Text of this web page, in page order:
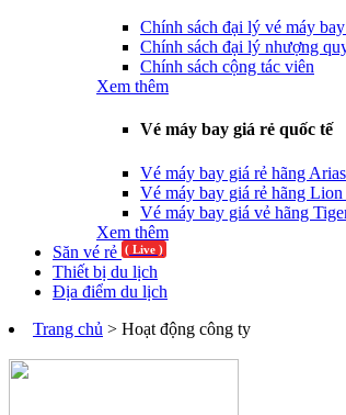
Chính sách đại lý vé máy
Chính sách đại lý nhượng
Chính sách cộng tác viên
Xem thêm
Vé máy bay giá rẻ quốc tế
Vé máy bay giá rẻ hãng
Vé máy bay giá rẻ hãng
Vé máy bay giá vẻ hãng
Xem thêm
Săn vé rẻ ( Live )
Thiết bị du lịch
Địa điểm du lịch
Trang chủ > Hoạt động công ty